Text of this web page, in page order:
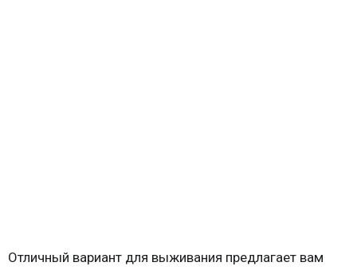
Отличный вариант для выживания предлагает вам